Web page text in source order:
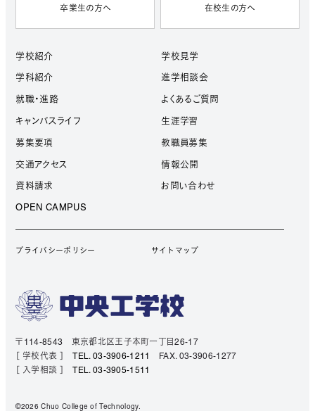
卒業生の方へ 在校生の方へ
学校紹介
学科紹介
就職・進路
キャンパスライフ
募集要項
交通アクセス
資料請求
OPEN CAMPUS
学校見学
進学相談会
よくあるご質問
生涯学習
教職員募集
情報公開
お問い合わせ
プライバシーポリシー サイトマップ
〒114-8543 東京都北区王子本町一丁目26-17
［ 学校代表 ］
TEL. 03-3906-1211
FAX. 03-3906-1277
［ 入学相談 ］
TEL. 03-3905-1511
©2026 Chuo College of Technology.